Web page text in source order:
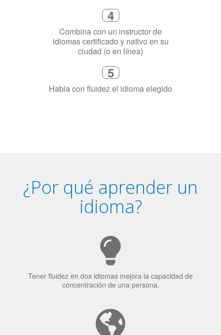
4
Combina con un instructor de
idiomas certificado y nativo en su
ciudad (o en línea)
5
Habla con fluidez el idioma elegido
¿Por qué aprender un
idioma?
Tener fluidez en dos idiomas mejora la capacidad de
concentración de una persona.